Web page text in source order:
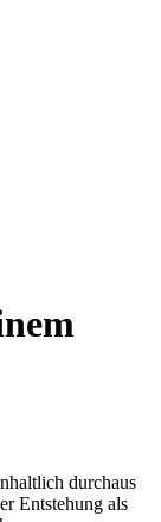
durchaus
Entstehung als